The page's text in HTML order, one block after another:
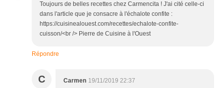
Toujours de belles recettes chez Carmencita ! J'ai cité celle-ci
dans l'article que je consacre à l'échalote confite :
https://cuisinealouest.com/recettes/echalote-confite-
cuisson/<br /> Pierre de Cuisine à l'Ouest
Répondre
C Carmen 19/11/2019 22:37